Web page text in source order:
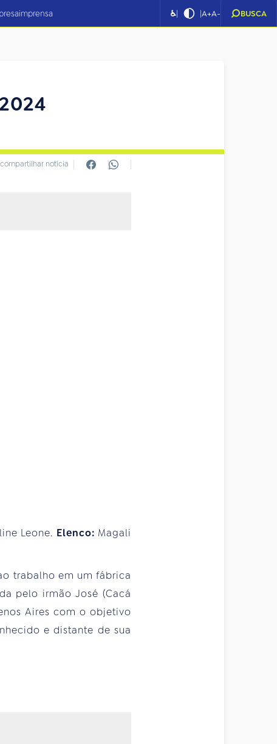
imprensa ♿| |A+A- BUSCA
compartilhar notícia
Leone. Elenco: Magali
trabalho em um fábrica
pelo irmão José (Cacá
Aires com o objetivo
e distante de sua